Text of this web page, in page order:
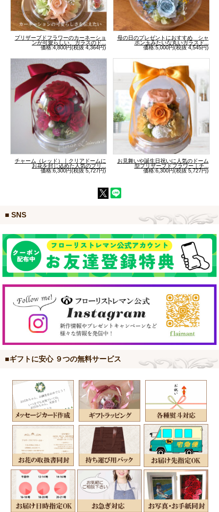
プリザーブドフラワーのカーネーショ
ンが可愛らしい、ガラスのド...
価格:4,800円(税抜 4,364円)
母の日のプレゼントにおすすめ シャ
ボン玉みたいな丸いガラスド...
価格:5,000円(税抜 4,545円)
チャーム（レッド）｜クリアドームに
お花を封じ込めた人気のプリ...
価格:6,300円(税抜 5,727円)
お見舞いや誕生日祝いに人気のドーム
型プリザーブドフラワー｜チ...
価格:6,300円(税抜 5,727円)
■ SNS
■ギフトに安心 ９つの無料サービス